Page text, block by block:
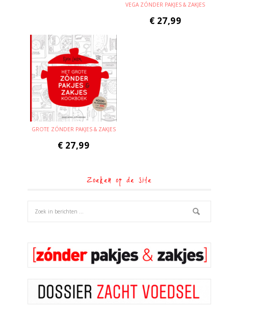
VEGA ZÓNDER PAKJES & ZAKJES
€ 27,99
GROTE ZÓNDER PAKJES & ZAKJES
€ 27,99
Zoeken op de site